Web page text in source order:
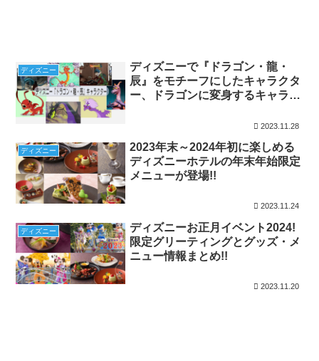
ディズニー
ディズニーで『ドラゴン・龍・
辰』をモチーフにしたキャラクタ
ー、ドラゴンに変身するキャラク
2023.11.28
ディズニー
2023年末～2024年初に楽しめる
ディズニーホテルの年末年始限定
メニューが登場!!
2023.11.24
ディズニー
ディズニーお正月イベント2024!
限定グリーティングとグッズ・メ
ニュー情報まとめ!!
2023.11.20